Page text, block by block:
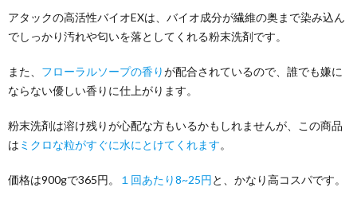
アタックの高活性バイオEXは、バイオ成分が繊維の奥まで染み込ん
でしっかり汚れや匂いを落としてくれる粉末洗剤です。
また、 フローラルソープの香りが配合されているので、誰でも嫌に
ならない優しい香りに仕上がります。
粉末洗剤は溶け残りが心配な方もいるかもしれませんが、この商品
は ミクロな粒がすぐに水にとけてくれます。
価格は900gで365円。 １回あたり8~25円と、かなり高コスパです。